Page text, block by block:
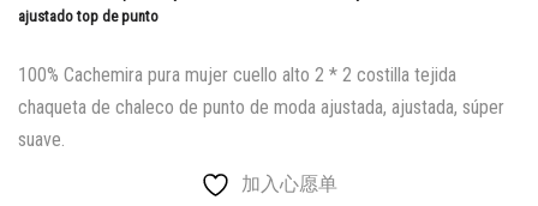
ajustado top de punto
100% Cachemira pura mujer cuello alto 2 * 2 costilla tejida
chaqueta de chaleco de punto de moda ajustada, ajustada, súper
suave.
加入心愿单